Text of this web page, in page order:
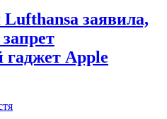
заявила,
Apple